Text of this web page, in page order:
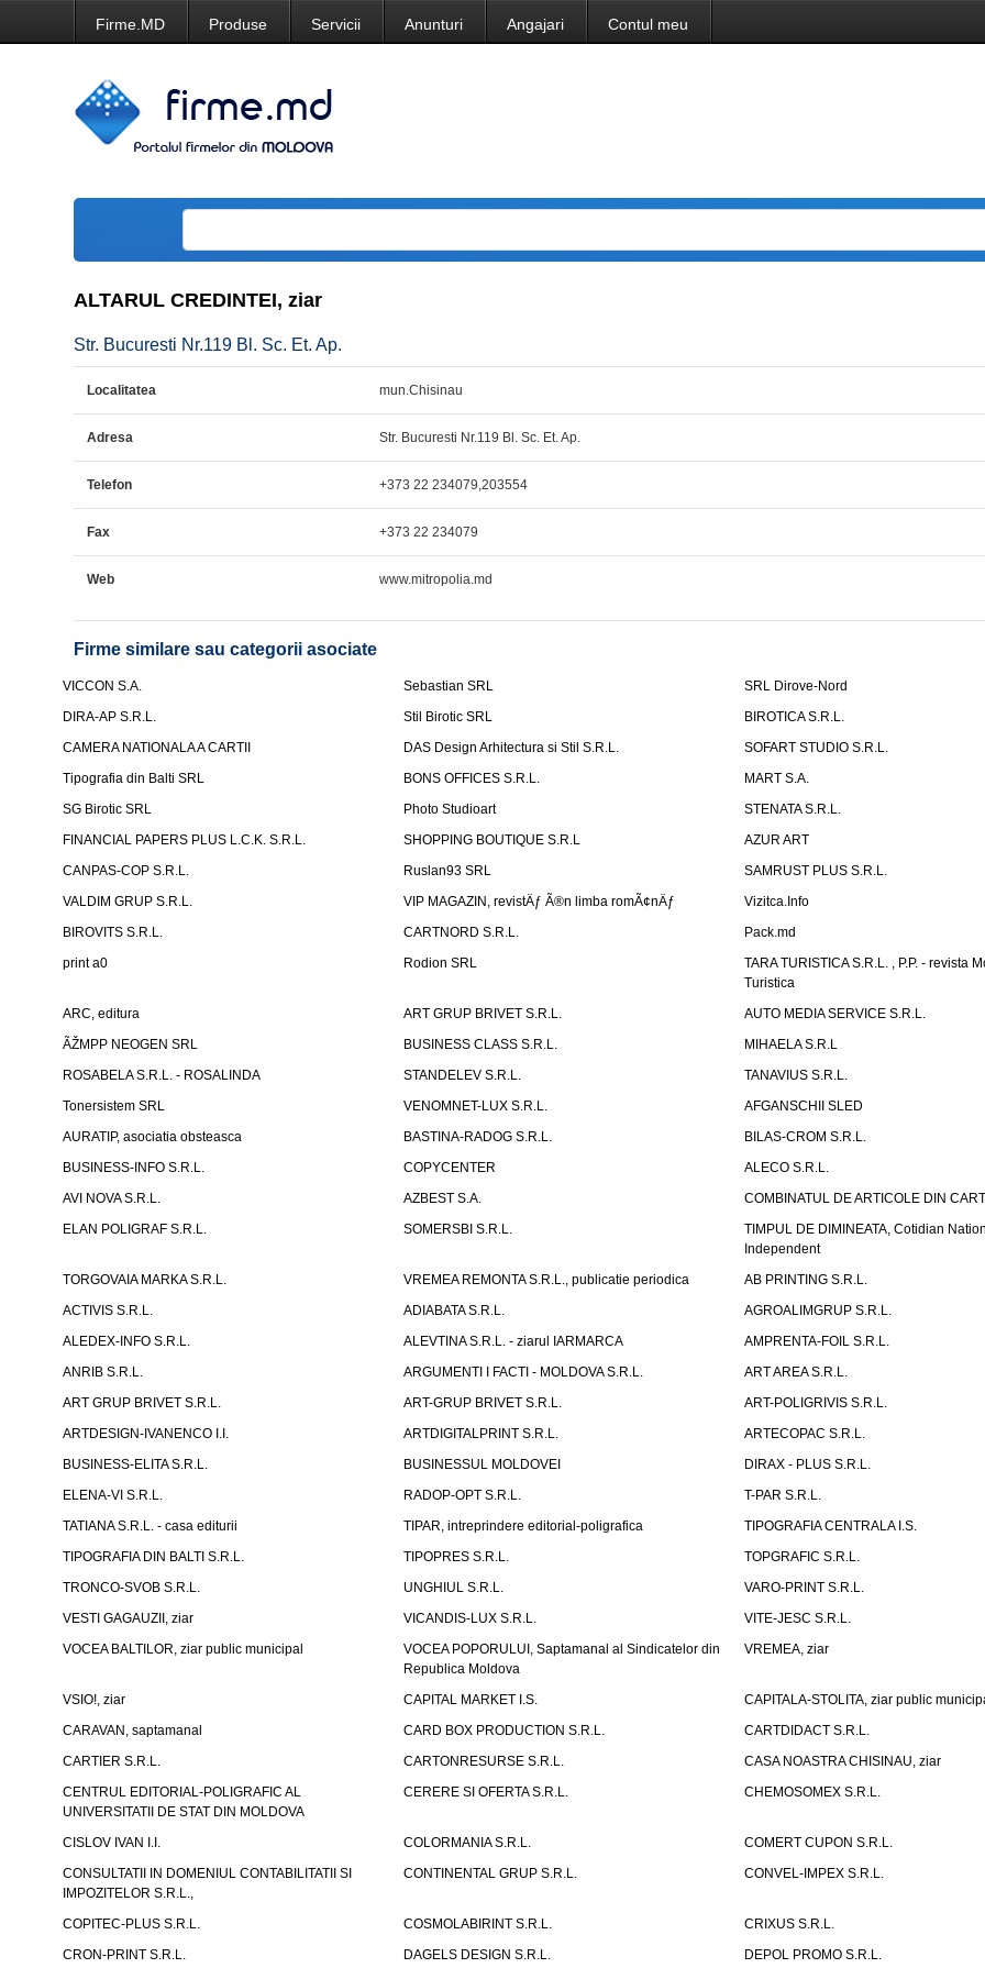
Firme.MD Produse Servicii Anunturi Angajari Contul meu
ALTARUL CREDINTEI, ziar
Str. Bucuresti Nr.119 Bl. Sc. Et. Ap.
Localitatea mun.Chisinau
Adresa Str. Bucuresti Nr.119 Bl. Sc. Et. Ap.
Telefon +373 22 234079,203554
Fax +373 22 234079
Web www.mitropolia.md
Firme similare sau categorii asociate
VICCON S.A. Sebastian SRL
SRL Dirove-Nord
DIRA-AP S.R.L.
Stil Birotic SRL
BIROTICA S.R.L.
CAMERA NATIONALA A CARTII
DAS Design Arhitectura si Stil S.R.L.
SOFART STUDIO S.R.L.
Tipografia din Balti SRL
BONS OFFICES S.R.L.
MART S.A.
SG Birotic SRL
Photo Studioart
STENATA S.R.L.
FINANCIAL PAPERS PLUS L.C.K. S.R.L.
SHOPPING BOUTIQUE S.R.L
AZUR ART
CANPAS-COP S.R.L.
Ruslan93 SRL
SAMRUST PLUS S.R.L.
VALDIM GRUP S.R.L.
VIP MAGAZIN, revistÄƒ Ã®n limba romÃ¢nÄƒ
Vizitca.Info
BIROVITS S.R.L.
CARTNORD S.R.L.
Pack.md
print a0
Rodion SRL
TARA TURISTICA S.R.L. , P.P. - revista
Turistica
ARC, editura
ART GRUP BRIVET S.R.L.
AUTO MEDIA SERVICE S.R.L.
ÃŽMPP NEOGEN SRL
BUSINESS CLASS S.R.L.
MIHAELA S.R.L
ROSABELA S.R.L. - ROSALINDA
STANDELEV S.R.L.
TANAVIUS S.R.L.
Tonersistem SRL
VENOMNET-LUX S.R.L.
AFGANSCHII SLED
AURATIP, asociatia obsteasca
BASTINA-RADOG S.R.L.
BILAS-CROM S.R.L.
BUSINESS-INFO S.R.L.
COPYCENTER
ALECO S.R.L.
AVI NOVA S.R.L.
AZBEST S.A.
COMBINATUL DE ARTICOLE DIN
ELAN POLIGRAF S.R.L.
SOMERSBI S.R.L.
TIMPUL DE DIMINEATA, Cotidian
Independent
TORGOVAIA MARKA S.R.L.
VREMEA REMONTA S.R.L., publicatie periodica
AB PRINTING S.R.L.
ACTIVIS S.R.L.
ADIABATA S.R.L.
AGROALIMGRUP S.R.L.
ALEDEX-INFO S.R.L.
ALEVTINA S.R.L. - ziarul IARMARCA
AMPRENTA-FOIL S.R.L.
ANRIB S.R.L.
ARGUMENTI I FACTI - MOLDOVA S.R.L.
ART AREA S.R.L.
ART GRUP BRIVET S.R.L.
ART-GRUP BRIVET S.R.L.
ART-POLIGRIVIS S.R.L.
ARTDESIGN-IVANENCO I.I.
ARTDIGITALPRINT S.R.L.
ARTECOPAC S.R.L.
BUSINESS-ELITA S.R.L.
BUSINESSUL MOLDOVEI
DIRAX - PLUS S.R.L.
ELENA-VI S.R.L.
RADOP-OPT S.R.L.
T-PAR S.R.L.
TATIANA S.R.L. - casa editurii
TIPAR, intreprindere editorial-poligrafica
TIPOGRAFIA CENTRALA I.S.
TIPOGRAFIA DIN BALTI S.R.L.
TIPOPRES S.R.L.
TOPGRAFIC S.R.L.
TRONCO-SVOB S.R.L.
UNGHIUL S.R.L.
VARO-PRINT S.R.L.
VESTI GAGAUZII, ziar
VICANDIS-LUX S.R.L.
VITE-JESC S.R.L.
VOCEA BALTILOR, ziar public municipal
VOCEA POPORULUI, Saptamanal al Sindicatelor din
Republica Moldova
VREMEA, ziar
VSIO!, ziar CAPITAL MARKET I.S.
CAPITALA-STOLITA, ziar public
CARAVAN, saptamanal
CARD BOX PRODUCTION S.R.L.
CARTDIDACT S.R.L.
CARTIER S.R.L.
CARTONRESURSE S.R.L.
CASA NOASTRA CHISINAU, ziar
CENTRUL EDITORIAL-POLIGRAFIC AL
UNIVERSITATII DE STAT DIN MOLDOVA
CERERE SI OFERTA S.R.L. CHEMOSOMEX S.R.L.
CISLOV IVAN I.I. COLORMANIA S.R.L.
COMERT CUPON S.R.L.
CONSULTATII IN DOMENIUL CONTABILITATII SI
IMPOZITELOR S.R.L.,
CONTINENTAL GRUP S.R.L. CONVEL-IMPEX S.R.L.
COPITEC-PLUS S.R.L. COSMOLABIRINT S.R.L.
CRIXUS S.R.L.
CRON-PRINT S.R.L.
DAGELS DESIGN S.R.L.
DEPOL PROMO S.R.L.